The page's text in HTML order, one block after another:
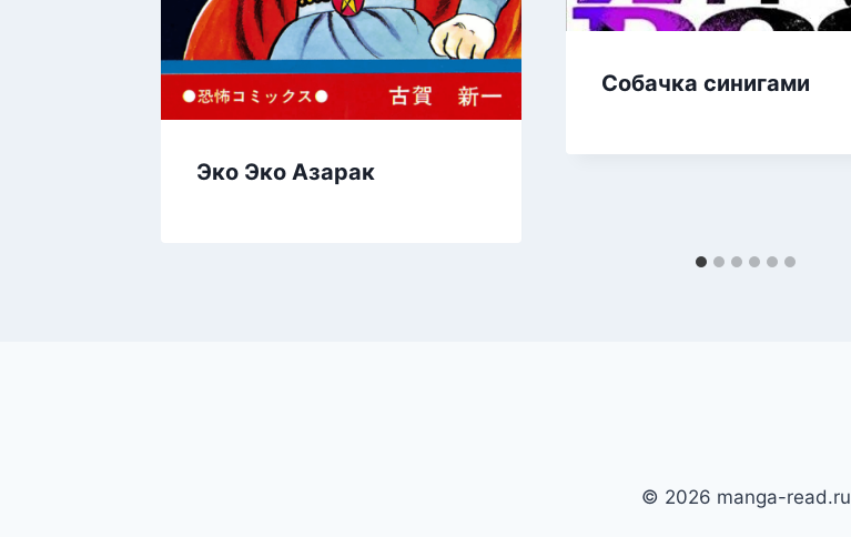
Эко Эко Азарак
Собачка синигами
© 2026 manga-read.ru